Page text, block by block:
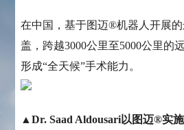
在中国，基于图迈®机器人开展
盖，跨越3000公里至5000公里的
形成“全天候”手术能力。
▲Dr. Saad Aldousari以图迈®实